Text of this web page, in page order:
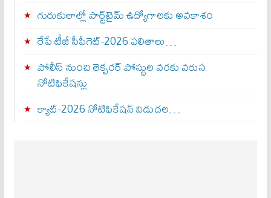
గురుకులాల్లో పార్ట్‌టైమ్ ఉద్యోగాలకు అవకాశం
రేపే టీజీ సీపీగెట్‌-2026 ఫలితాలు…
పోలీస్ నుంచి లెక్చరర్ పోస్టుల వరకు వరుస
నోటిఫికేషన్లు
క్యాట్-2026 నోటిఫికేషన్ విడుదల…